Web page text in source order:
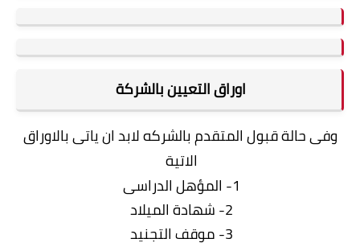
اوراق التعيين بالشركة
وفى حالة قبول المتقدم بالشركه لابد ان ياتى بالاوراق
الاتية
1- المؤهل الدراسى
2- شهادة الميلاد
3- موقف التجنيد